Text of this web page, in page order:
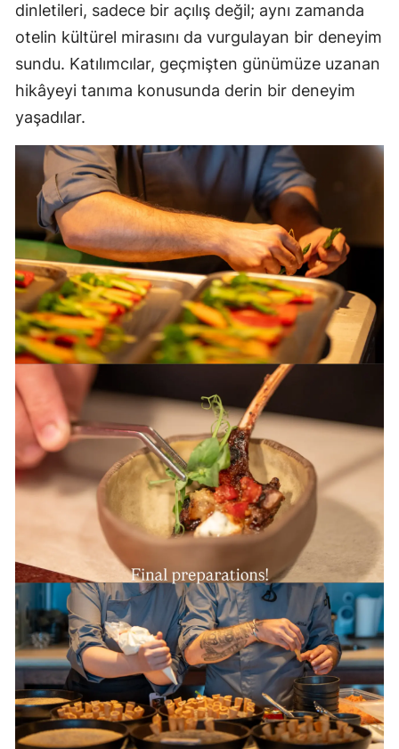
dinletileri, sadece bir açılış değil; aynı zamanda
otelin kültürel mirasını da vurgulayan bir deneyim
sundu. Katılımcılar, geçmişten günümüze uzanan
hikâyeyi tanıma konusunda derin bir deneyim
yaşadılar.